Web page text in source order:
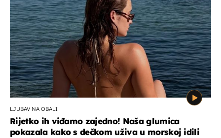
LJUBAV NA OBALI
Rijetko ih viđamo zajedno! Naša glumica
pokazala kako s dečkom uživa u morskoj idili